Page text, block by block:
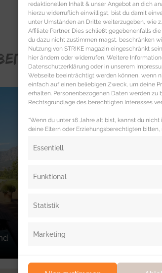
redaktionellen Inhalt & unser Angebot an dich
hierzu widerruflich einwilligst, bist du damit
unter Umständen an Dritte weiterzugeben, wie
Affiliate Partner. Dies schließt gegebenenfalls
du dazu nicht zustimmen magst, beschränken
Nutzung von STRIKE magazin eingeschränkt
hier ändern oder widerrufen. Weitere
Datenschutzerklärung oder in unserem
Webseite beeinträchtigt werden können, wenn
einfach auf einen beliebigen Zweck, um deine
erhalten. Personenbezogenen Daten werden
Rechtsgrundlage des berechtigten Interesses
*Wenn du unter 16 Jahre alt bist, kannst du
deine Eltern oder Erziehungsberechtigten
Essentiell
Funktional
Statistik
Marketing
FÜR DICH